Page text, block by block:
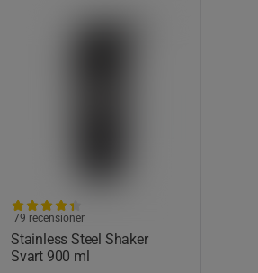
Stainless Steel Shaker
Svart 900 ml
79 recensioner